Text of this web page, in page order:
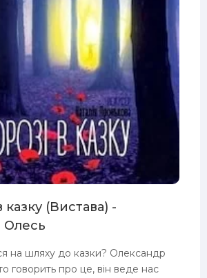
казку (Вистава) -
Олесь
на шляху до казки? Олександр
говорить про це, він веде нас